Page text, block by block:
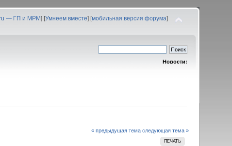
— ГП и МРМ] [Умнеем вместе] [мобильная версия форума]
Новости:
« предыдущая тема следующая тема »
ПЕЧАТЬ